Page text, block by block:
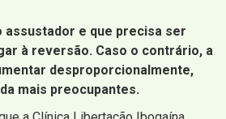
assustador e que precisa ser
à reversão. Caso o contrário, a
desproporcionalmente,
mais preocupantes.